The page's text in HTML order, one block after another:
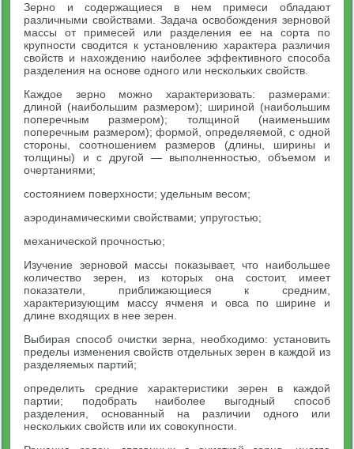
Зерно и содержащиеся в нем примеси обладают
различными свойствами. Задача освобождения зерновой
массы от примесей или разделения ее на сорта по
крупности сводится к установлению характера различия
свойств и нахождению наиболее эффективного способа
разделения на основе одного или нескольких свойств.
Каждое зерно можно характеризовать: размерами:
длиной (наибольшим размером); шириной (наибольшим
поперечным размером); толщиной (наименьшим
поперечным размером); формой, определяемой, с одной
стороны, соотношением размеров (длины, ширины и
толщины) и с другой — выполненностью, объемом и
очертаниями;
состоянием поверхности; удельным весом;
аэродинамическими свойствами; упругостью;
механической прочностью;
Изучение зерновой массы показывает, что наибольшее
количество зерен, из которых она состоит, имеет
показатели, приближающиеся к средним,
характеризующим массу ячменя и овса по ширине и
длине входящих в нее зерен.
Выбирая способ очистки зерна, необходимо: установить
пределы изменения свойств отдельных зерен в каждой из
разделяемых партий;
определить средние характеристики зерен в каждой
партии; подобрать наиболее выгодный способ
разделения, основанный на различии одного или
нескольких свойств или их совокупности.